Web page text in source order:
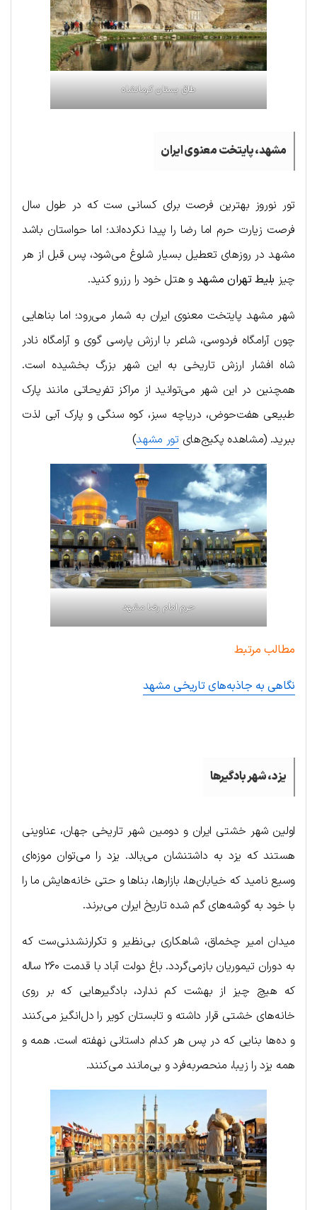
طاق بستان کرمانشاه
مشهد، پایتخت معنوی ایران
تور نوروز بهترین فرصت برای کسانی ست که در طول سال
فرصت زیارت حرم اما رضا را پیدا نکرده‌اند؛ اما حواستان باشد
مشهد در روزهای تعطیل بسیار شلوغ می‌شود، پس قبل از هر
چیز بلیط تهران مشهد و هتل خود را رزرو کنید.
شهر مشهد پایتخت معنوی ایران به شمار می‌رود؛ اما بناهایی
چون آرامگاه فردوسی، شاعر با ارزش پارسی گوی و آرامگاه نادر
شاه افشار ارزش تاریخی به این شهر بزرگ بخشیده است.
همچنین در این شهر می‌توانید از مراکز تفریحاتی مانند پارک
طبیعی هفت‌حوض، دریاچه سبز، کوه سنگی و پارک آبی لذت
ببرید. (مشاهده پکیج‌های تور مشهد)
حرم امام رضا مشهد
مطالب مرتبط
نگاهی به جاذبه‌های تاریخی مشهد
یزد، شهر بادگیرها
اولین شهر خشتی ایران و دومین شهر تاریخی جهان، عناوینی
هستند که یزد به داشتنشان می‌بالد. یزد را می‌توان موزه‌ای
وسیع نامید که خیابان‌ها، بازارها، بناها و حتی خانه‌هایش ما را
با خود به گوشه‌های گم شده تاریخ ایران می‌برند.
میدان امیر چخماق، شاهکاری بی‌نظیر و تکرارنشدنی‌ست که
به دوران تیموریان بازمی‌گردد. باغ دولت آباد با قدمت ۲۶۰ ساله
که هیچ چیز از بهشت کم ندارد، بادگیرهایی که بر روی
خانه‌های خشتی قرار داشته و تابستان کویر را دل‌انگیز می‌کنند
و ده‌ها بنایی که در پس هر کدام داستانی نهفته است. همه و
همه یزد را زیبا، منحصربه‌فرد و بی‌مانند می‌کنند.